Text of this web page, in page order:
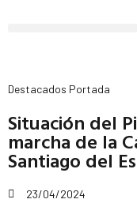
Destacados Portada
Situación del
marcha de la
Santiago del
23/04/2024